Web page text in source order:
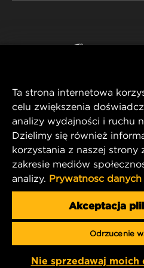
MANN+HUMMEL FT Poland
ul. Wrocławska 145,
63-800 GOSTYŃ, POLAND
Tel. +48 65 572 89 00
E-mail: info@mann-
MANN+HUMMEL GROUP
Copyright 2025 MANN+HUMMEL.
Ta strona internetowa
celu zwiększenia
analizy wydajności i ruchu
Dzielimy się również
korzystania z naszej strony
zakresie mediów
analizy. Prywatnosc danych
Akceptacja
Odrzucenie
Nie sprzedawaj moich